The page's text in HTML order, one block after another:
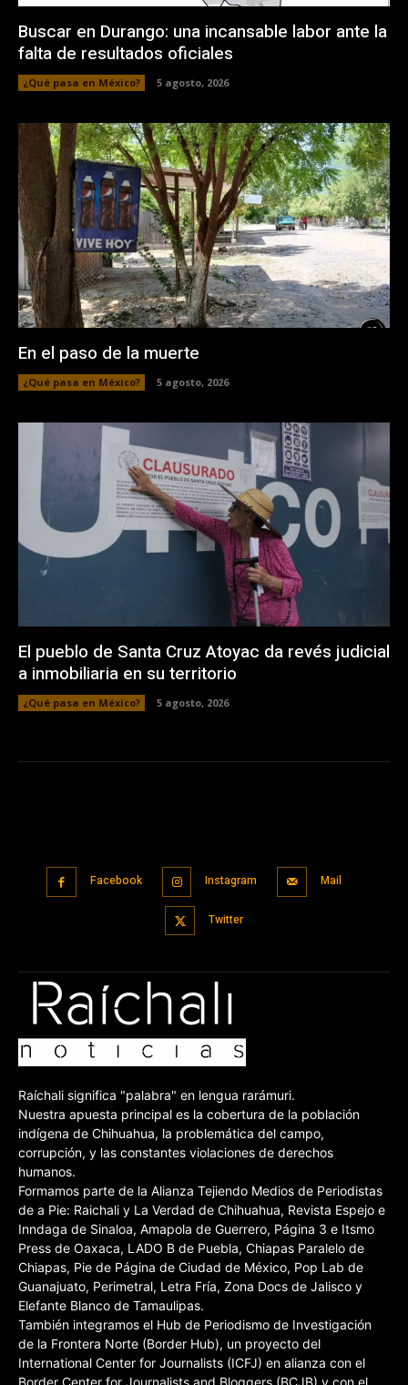
Buscar en Durango: una incansable labor ante la
falta de resultados oficiales
¿Qué pasa en México? 5 agosto, 2026
En el paso de la muerte
¿Qué pasa en México? 5 agosto, 2026
El pueblo de Santa Cruz Atoyac da revés judicial
a inmobiliaria en su territorio
¿Qué pasa en México? 5 agosto, 2026
Facebook Instagram Mail
Twitter
Raíchali significa "palabra" en lengua rarámuri.
Nuestra apuesta principal es la cobertura de la población
indígena de Chihuahua, la problemática del campo,
corrupción, y las constantes violaciones de derechos
humanos.
Formamos parte de la Alianza Tejiendo Medios de Periodistas
de a Pie: Raichali y La Verdad de Chihuahua, Revista Espejo e
Inndaga de Sinaloa, Amapola de Guerrero, Página 3 e Itsmo
Press de Oaxaca, LADO B de Puebla, Chiapas Paralelo de
Chiapas, Pie de Página de Ciudad de México, Pop Lab de
Guanajuato, Perimetral, Letra Fría, Zona Docs de Jalisco y
Elefante Blanco de Tamaulipas.
También integramos el Hub de Periodismo de Investigación
de la Frontera Norte (Border Hub), un proyecto del
International Center for Journalists (ICFJ) en alianza con el
Border Center for Journalists and Bloggers (BCJB) y con el